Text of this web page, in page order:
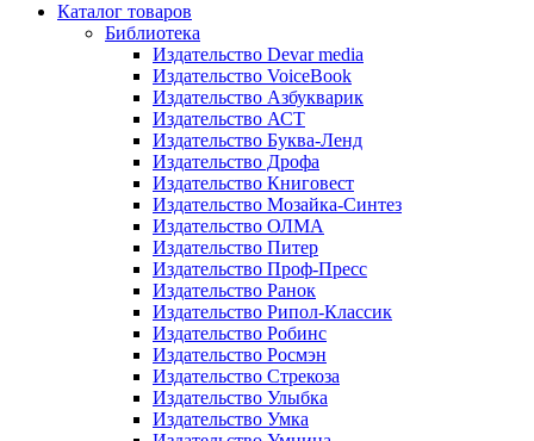
Каталог товаров
Библиотека
Издательство Devar media
Издательство VoiceBook
Издательство Азбукварик
Издательство АСТ
Издательство Буква-Ленд
Издательство Дрофа
Издательство Книговест
Издательство Мозайка-Синтез
Издательство ОЛМА
Издательство Питер
Издательство Проф-Пресс
Издательство Ранок
Издательство Рипол-Классик
Издательство Робинс
Издательство Росмэн
Издательство Стрекоза
Издательство Улыбка
Издательство Умка